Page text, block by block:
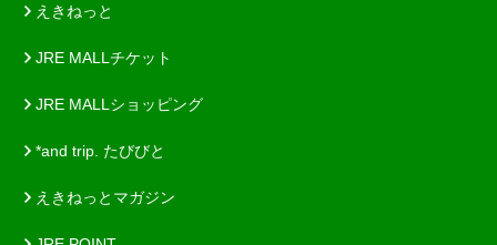
えきねっと
JRE MALLチケット
JRE MALLショッピング
*and trip. たびびと
えきねっとマガジン